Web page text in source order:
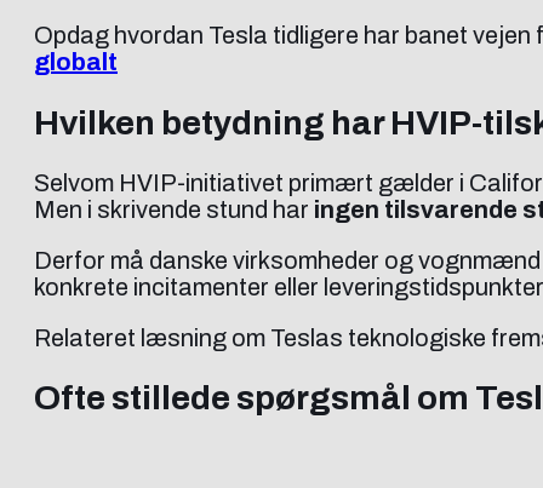
Opdag hvordan Tesla tidligere har banet
globalt
Hvilken betydning har HVIP-
Selvom HVIP-initiativet primært gælder i
Men i skrivende stund har ingen tilsvarende
Derfor må danske virksomheder og
konkrete incitamenter eller
Relateret læsning om Teslas teknologiske
Ofte stillede spørgsmål om